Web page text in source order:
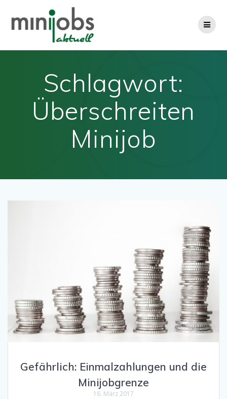
Schlagwort:
Überschreiten
Minijob
Gefährlich: Einmalzahlungen und die
Minijobgrenze
16. März 2017